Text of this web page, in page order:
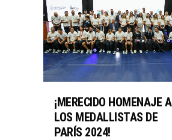
¡MERECIDO HOMENAJE A
LOS MEDALLISTAS DE
PARÍS 2024!